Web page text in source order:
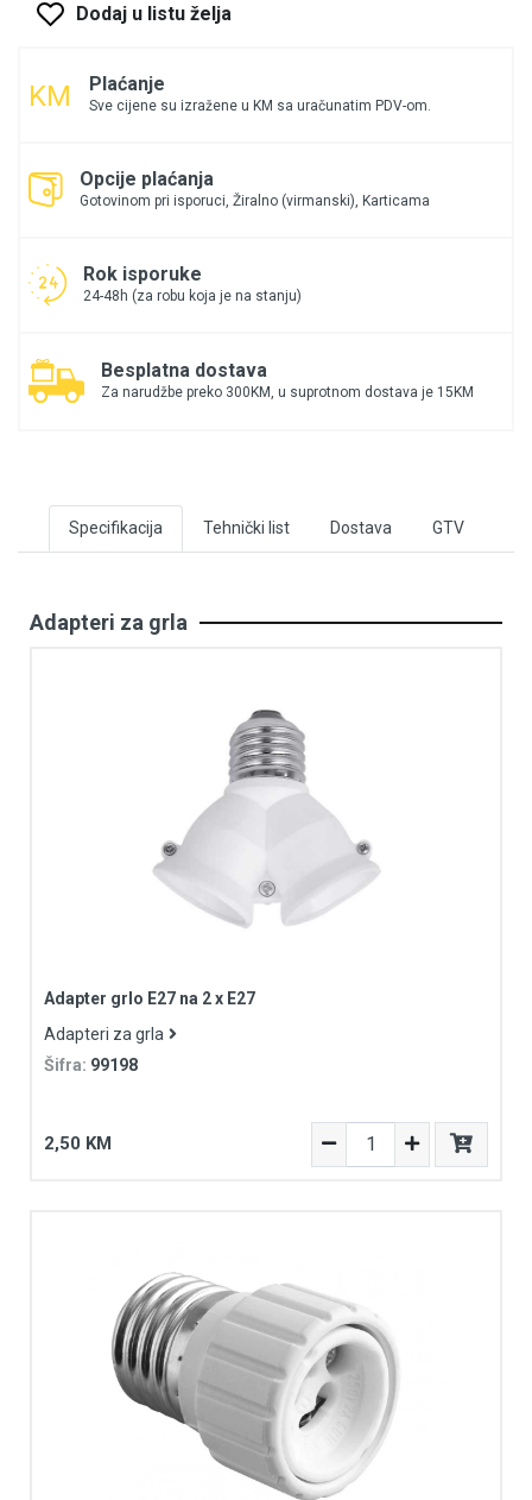
Dodaj u listu želja
Plaćanje
Sve cijene su izražene u KM sa uračunatim PDV-om.
Opcije plaćanja
Gotovinom pri isporuci, Žiralno (virmanski), Karticama
Rok isporuke
24-48h (za robu koja je na stanju)
Besplatna dostava
Za narudžbe preko 300KM, u suprotnom dostava je 15KM
Specifikacija Tehnički list Dostava GTV
Adapteri za grla
Adapter grlo E27 na 2 x E27
Adapteri za grla
Šifra: 99198
2,50 KM